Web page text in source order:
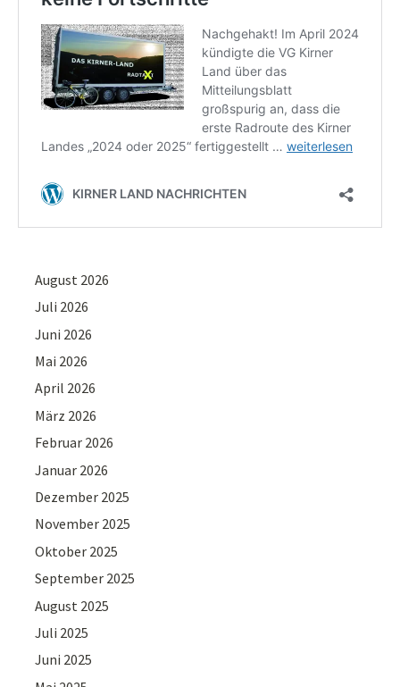
August 2026
Juli 2026
Juni 2026
Mai 2026
April 2026
März 2026
Februar 2026
Januar 2026
Dezember 2025
November 2025
Oktober 2025
September 2025
August 2025
Juli 2025
Juni 2025